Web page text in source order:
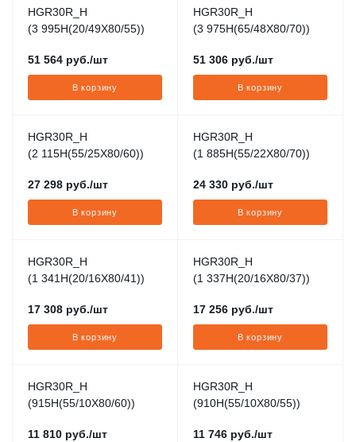
HGR30R_H
(3 995H(20/49X80/55))
51 564 руб./шт
В корзину
HGR30R_H
(3 975H(65/48X80/70))
51 306 руб./шт
В корзину
HGR30R_H
(2 115H(55/25X80/60))
27 298 руб./шт
В корзину
HGR30R_H
(1 885H(55/22X80/70))
24 330 руб./шт
В корзину
HGR30R_H
(1 341H(20/16X80/41))
17 308 руб./шт
В корзину
HGR30R_H
(1 337H(20/16X80/37))
17 256 руб./шт
В корзину
HGR30R_H
(915H(55/10X80/60))
11 810 руб./шт
HGR30R_H
(910H(55/10X80/55))
11 746 руб./шт